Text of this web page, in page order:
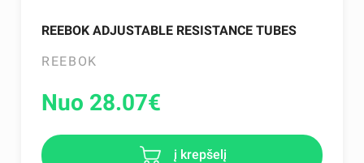
REEBOK ADJUSTABLE RESISTANCE TUBES
REEBOK
Nuo 28.07€
į krepšelį